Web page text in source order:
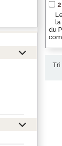
2
la
du
Tri